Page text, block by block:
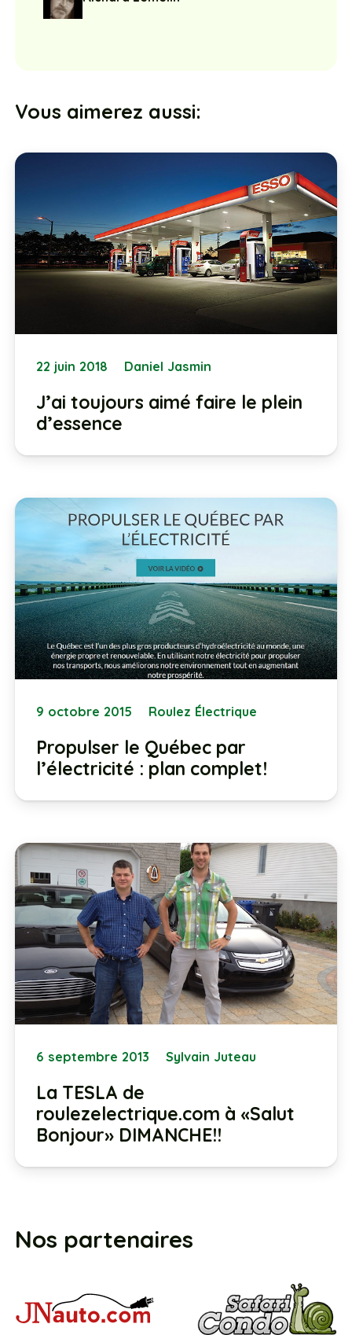
Vous aimerez aussi:
22 juin 2018 Daniel Jasmin
J’ai toujours aimé faire le plein
d’essence
9 octobre 2015 Roulez Électrique
Propulser le Québec par
l’électricité : plan complet!
6 septembre 2013 Sylvain Juteau
La TESLA de
roulezelectrique.com à «Salut
Bonjour» DIMANCHE!!
Nos partenaires